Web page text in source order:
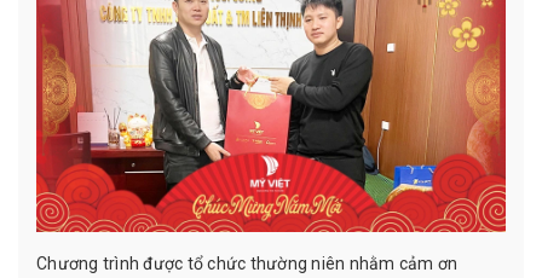
Chương trình được tổ chức thường niên nhằm cảm ơn